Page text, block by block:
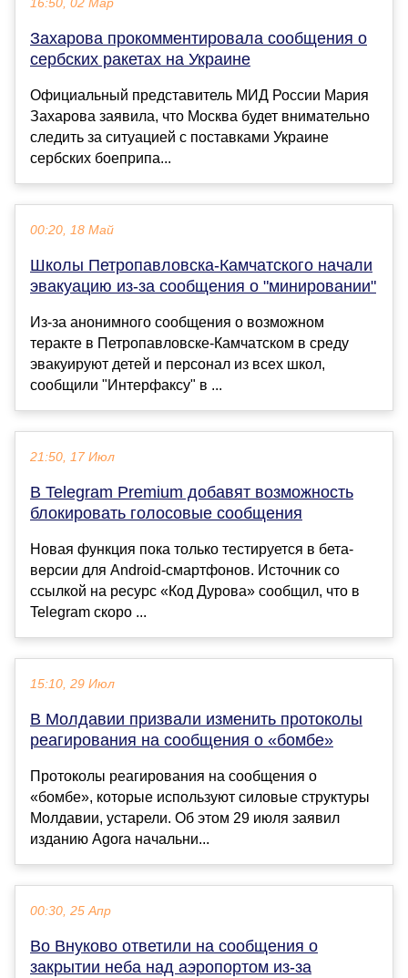
16:50, 02 Мар
Захарова прокомментировала сообщения о
сербских ракетах на Украине
Официальный представитель МИД России Мария
Захарова заявила, что Москва будет внимательно
следить за ситуацией с поставками Украине
сербских боеприпа...
00:20, 18 Май
Школы Петропавловска-Камчатского начали
эвакуацию из-за сообщения о "минировании"
Из-за анонимного сообщения о возможном
теракте в Петропавловске-Камчатском в среду
эвакуируют детей и персонал из всех школ,
сообщили "Интерфаксу" в ...
21:50, 17 Июл
В Telegram Premium добавят возможность
блокировать голосовые сообщения
Новая функция пока только тестируется в бета-
версии для Android-смартфонов. Источник со
ссылкой на ресурс «Код Дурова» сообщил, что в
Telegram скоро ...
15:10, 29 Июл
В Молдавии призвали изменить протоколы
реагирования на сообщения о «бомбе»
Протоколы реагирования на сообщения о
«бомбе», которые используют силовые структуры
Молдавии, устарели. Об этом 29 июля заявил
изданию Agora начальни...
00:30, 25 Апр
Во Внуково ответили на сообщения о
закрытии неба над аэропортом из-за